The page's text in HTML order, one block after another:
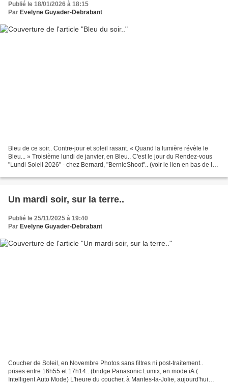
Publié le 18/01/2026 à 18:15
Par Evelyne Guyader-Debrabant
Bleu de ce soir.. Contre-jour et soleil rasant. « Quand la lumière révèle le
Bleu... » Troisième lundi de janvier, en Bleu.. C'est le jour du Rendez-vous
"Lundi Soleil 2026" - chez Bernard, "BernieShoot".. (voir le lien en bas de la
Un mardi soir, sur la terre..
Publié le 25/11/2025 à 19:40
Par Evelyne Guyader-Debrabant
Coucher de Soleil, en Novembre Photos sans filtres ni post-traitement..
prises entre 16h55 et 17h14.. (bridge Panasonic Lumix, en mode iA (
Intelligent Auto Mode) L'heure du coucher, à Mantes-la-Jolie, aujourd'hui